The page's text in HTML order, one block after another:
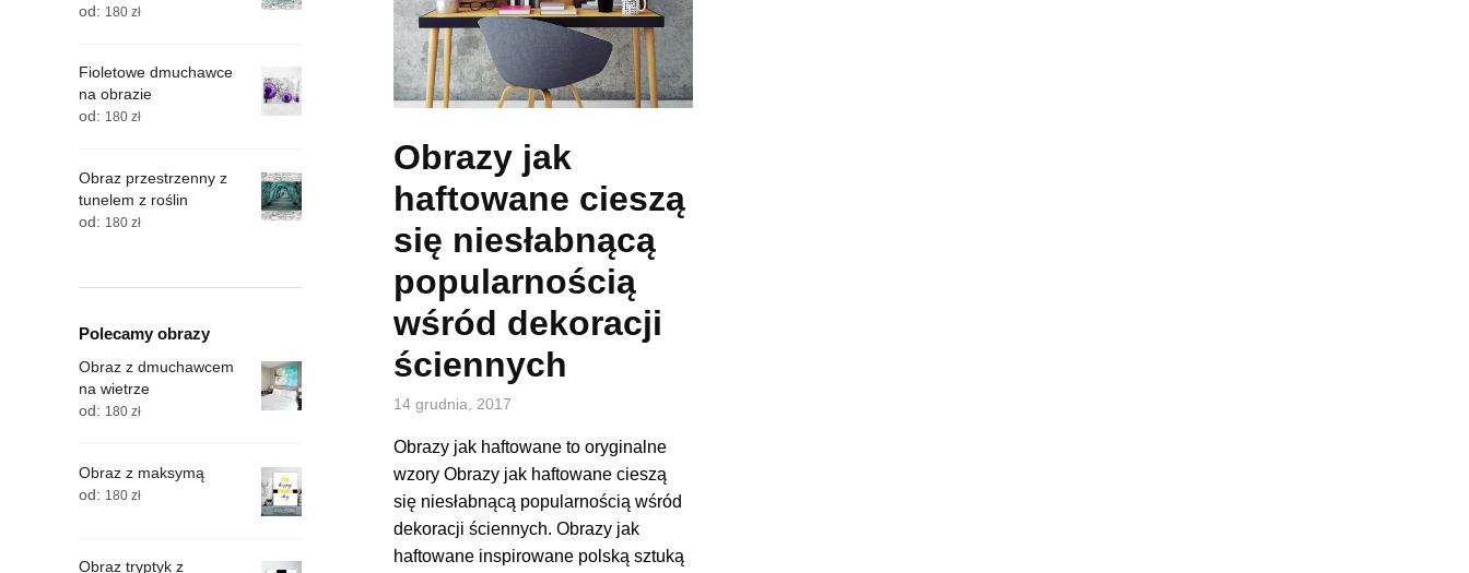
Obrazy jak
haftowane cieszą
się niesłabnącą
popularnością
wśród dekoracji
ściennych
14 grudnia, 2017
Obrazy jak haftowane to oryginalne
wzory Obrazy jak haftowane cieszą
się niesłabnącą popularnością wśród
dekoracji ściennych. Obrazy jak
haftowane inspirowane polską sztuką
od: 180 zł
Fioletowe dmuchawce
na obrazie
od: 180 zł
Obraz przestrzenny z
tunelem z roślin
od: 180 zł
Polecamy obrazy
Obraz z dmuchawcem
na wietrze
od: 180 zł
Obraz z maksymą
od: 180 zł
Obraz tryptyk z